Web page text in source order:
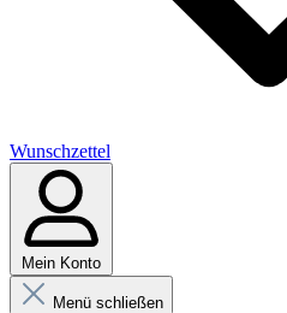
Wunschzettel
Mein Konto
Menü schließen